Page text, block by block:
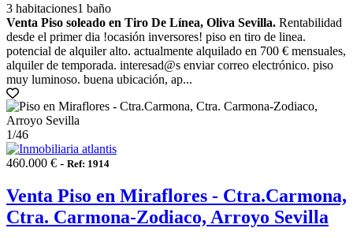
3 habitaciones1 baño
Venta Piso soleado en Tiro De Línea, Oliva Sevilla. Rentabilidad
desde el primer dia !ocasión inversores! piso en tiro de linea.
potencial de alquiler alto. actualmente alquilado en 700 € mensuales,
alquiler de temporada. interesad@s enviar correo electrónico. piso
muy luminoso. buena ubicación, ap...
1/46
460.000 € - Ref: 1914
Venta Piso en Miraflores - Ctra.Carmona,
Ctra. Carmona-Zodiaco, Arroyo Sevilla